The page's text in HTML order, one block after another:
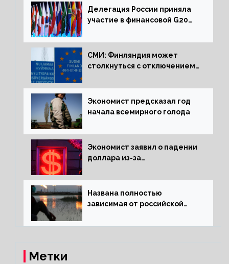
Делегация России приняла
участие в финансовой G20
СМИ: Финляндия может
столкнуться с отключением
Экономист предсказал год
начала всемирного голода
Экономист заявил о падении
доллара из-за
Названа полностью
зависимая от российской
Метки